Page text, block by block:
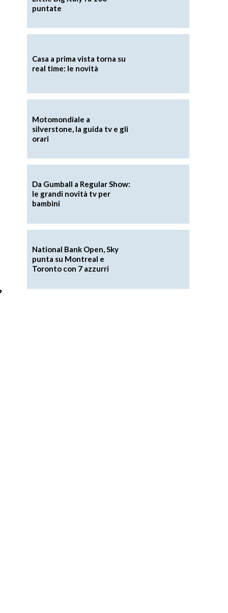
puntate
Casa a prima vista torna su
real time: le novità
Motomondiale a
silverstone, la guida tv e gli
orari
Da Gumball a Regular Show:
le grandi novità tv per
bambini
National Bank Open, Sky
punta su Montreal e
Toronto con 7 azzurri